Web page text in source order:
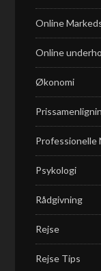
Online
Online
Økonomi
Psykologi
Rådgivning
Rejse
Rejse Tips